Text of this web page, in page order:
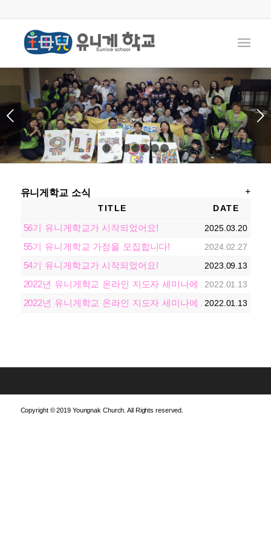
다음
1 2 3 4 5 6 7
유니게학교 소식
TITLE DATE
56기 유니게학교가 시작되었어요! 2025.03.20
55기 유니게학교 가정을 모집합니다! 2024.02.27
54기 유니게학교가 시작되었어요! 2023.09.13
2022년 유니게학교 온라인 지도자 세미나에 초대합니다!
2022.01.13
2022년 유니게학교 온라인 지도자 세미나에 초대합니다!
2022.01.13
Copyright © 2019 Youngnak Church. All Rights reserved.